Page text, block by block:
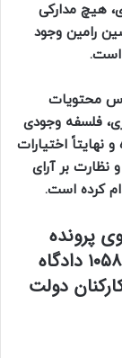
هیچ مدارکی
رامین وجود
است.
محتویات
فلسفه وجودی
نهایتاً اختیارات
نظارت بر آرای
کرده است.
۹۸، رأی بدوی پرونده
مبتنی بر حبس و رد مال توسط شعبه ۱۰۵۸ دادگاه
دولت